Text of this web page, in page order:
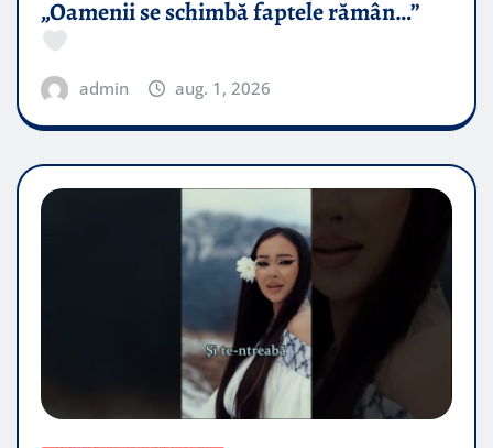
„Oamenii se schimbă faptele rămân…”
admin aug. 1, 2026